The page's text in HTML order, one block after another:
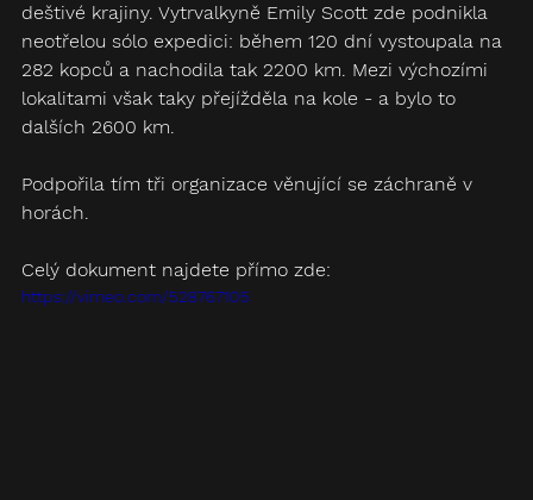
deštivé krajiny. Vytrvalkyně Emily Scott zde podnikla
neotřelou sólo expedici: během 120 dní vystoupala na
282 kopců a nachodila tak 2200 km. Mezi výchozími
lokalitami však taky přejížděla na kole - a bylo to
dalších 2600 km.
Podpořila tím tři organizace věnující se záchraně v
horách.
Celý dokument najdete přímo zde:
https://vimeo.com/528767105